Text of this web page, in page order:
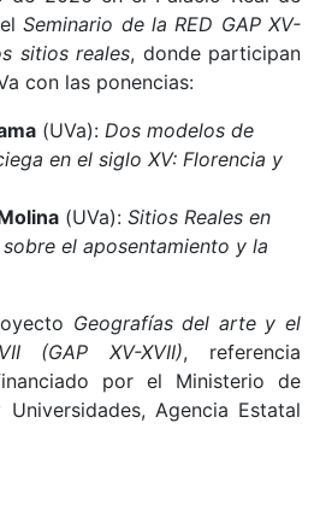
elSeminario de la RED GAP XV-
sitios reales, donde participan
con las ponencias:
(UVa): Dos modelos de
en el siglo XV: Florencia y
(UVa): Sitios Reales en
el aposentamiento y la
Geografías del arte y el
(GAP XV-XVII), referencia
financiado por el Ministerio de
Agencia Estatal